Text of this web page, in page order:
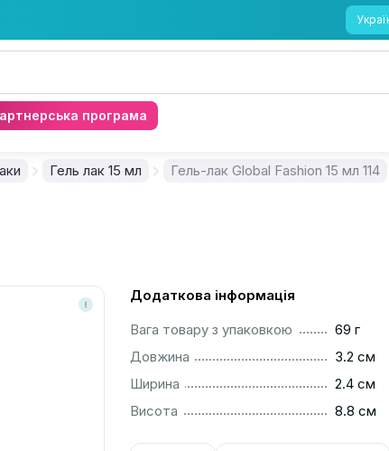
програма
Гель лак 15 мл Гель-лак Global Fashion 15 мл 114
Додаткова інформація
Вага товару з упаковкою
69 г
Довжина
3.2 см
Ширина
2.4 см
Висота
8.8 см